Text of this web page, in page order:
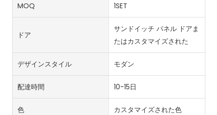
MOQ 1SET
ドア
サンドイッチ パネル ドアま
たはカスタマイズされた
デザインスタイル モダン
配達時間 10-15日
色 カスタマイズされた色